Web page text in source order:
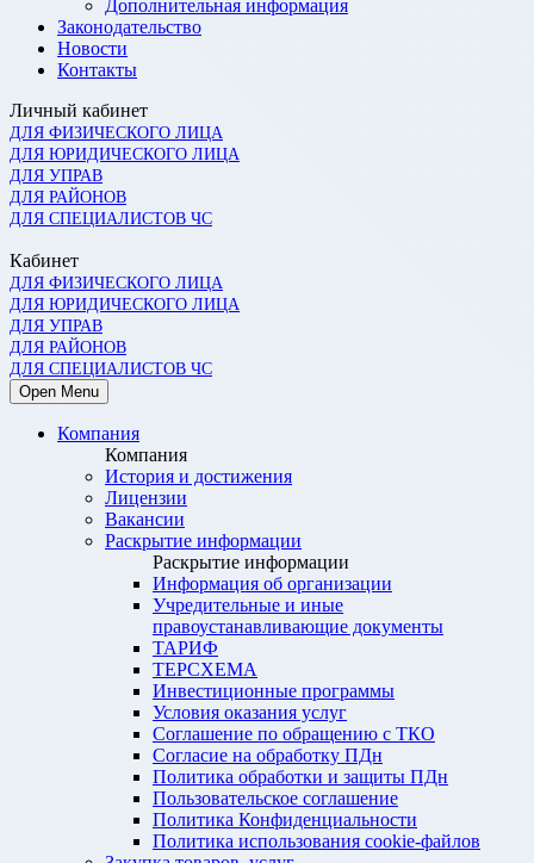
Дополнительная информация
Законодательство
Новости
Контакты
Личный кабинет
ДЛЯ ФИЗИЧЕСКОГО ЛИЦА
ДЛЯ ЮРИДИЧЕСКОГО ЛИЦА
ДЛЯ УПРАВ
ДЛЯ РАЙОНОВ
ДЛЯ СПЕЦИАЛИСТОВ ЧС
Кабинет
ДЛЯ ФИЗИЧЕСКОГО ЛИЦА
ДЛЯ ЮРИДИЧЕСКОГО ЛИЦА
ДЛЯ УПРАВ
ДЛЯ РАЙОНОВ
ДЛЯ СПЕЦИАЛИСТОВ ЧС
Open Menu
Компания
Компания
История и достижения
Лицензии
Вакансии
Раскрытие информации
Раскрытие информации
Информация об организации
Учредительные и иные
правоустанавливающие документы
ТАРИФ
ТЕРСХЕМА
Инвестиционные программы
Условия оказания услуг
Соглашение по обращению с ТКО
Согласие на обработку ПДн
Политика обработки и защиты ПДн
Пользовательское соглашение
Политика Конфиденциальности
Политика использования cookie-файлов